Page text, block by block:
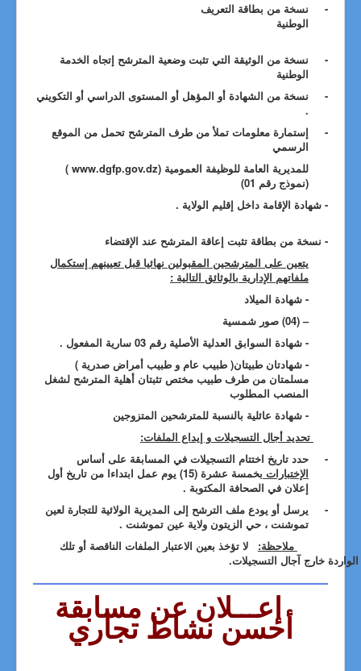
-
نسخة من بطاقة التعريف
الوطنية
-
نسخة من الوثيقة التي تثبت وضعية المترشح إتجاه الخدمة
الوطنية
-
نسخة من الشهادة أو المؤهل أو المستوى الدراسي أو التكويني
.
-
إستمارة معلومات تملأ من طرف المترشح تحمل من الموقع
الرسمي
للمديرية العامة للوظيفة العمومية ( www.dgfp.gov.dz)
(نموذج رقم 01)
- شهادة الإقامة داخل إقليم الولاية .
- نسخة من بطاقة تثبت إعاقة المترشح عند الإقتضاء
يتعين على المترشحين المقبولين نهائيا قبل تعيينهم إستكمال
ملفاتهم الإدارية بالوثائق التالية :
- شهادة الميلاد
– (04) صور شمسية
- شهادة السوابق العدلية الأصلية رقم 03 سارية المفعول .
- شهادتان طبيتان( طبيب عام و طبيب أمراض صدرية )
مسلمتان من طرف طبيب مختص تثبتان أهلية المترشح لشغل
المنصب المطلوب
- شهادة عائلية بالنسبة للمترشحين المتزوجين
تحديد أجال التسجيلات و إيداع الملفات:
-
حدد تاريخ اختتام التسجيلات في المسابقة على أساس
الإختبارات
بخمسة عشرة (15) يوم عمل ابتداءا من تاريخ أول
إعلان في الصحافة المكتوبة .
-
يرسل أو يودع ملف الترشح إلى المديرية الولائية للتجارة لعين
تموشنت ، حي الزيتون ولاية عين تموشنت .
ملاحظة: لا تؤخذ بعين الاعتبار الملفات الناقصة أو تلك
الواردة خارج آجال التسجيلات.
إعـــلان عن مسابقة
أحسن نشاط تجاري